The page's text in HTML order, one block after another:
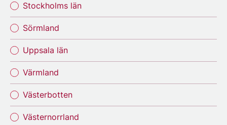
Stockholms län
Sörmland
Uppsala län
Värmland
Västerbotten
Västernorrland